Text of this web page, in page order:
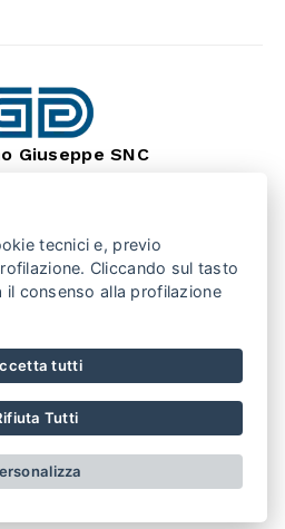
Giuseppe SNC
15
0175 346407
SECONDO (TO) 10060
0121 500508
REA 141230P.IVA 01875790048
POLICY
DI VENDITA
tecnici e, previo
Cliccando sul tasto
consenso alla profilazione
tutti
Tutti